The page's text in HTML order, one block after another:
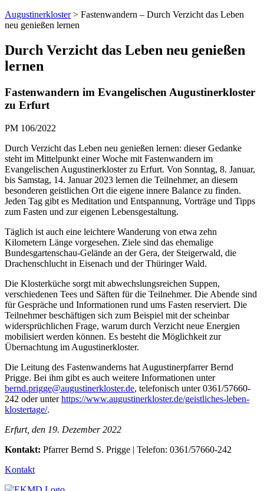
Augustinerkloster> Fastenwandern – Durch Verzicht das Leben
neu genießen lernen
Durch Verzicht das Leben neu genießen
lernen
Fastenwandern im Evangelischen Augustinerkloster
zu Erfurt
PM 106/2022
Durch Verzicht das Leben neu genießen lernen: dieser Gedanke
steht im Mittelpunkt einer Woche mit Fastenwandern im
Evangelischen Augustinerkloster zu Erfurt. Von Sonntag, 8. Januar,
bis Samstag, 14. Januar 2023 lernen die Teilnehmer, an diesem
besonderen geistlichen Ort die eigene innere Balance zu finden.
Jeden Tag gibt es Meditation und Entspannung, Vorträge und Tipps
zum Fasten und zur eigenen Lebensgestaltung.
Täglich ist auch eine leichtere Wanderung von etwa zehn
Kilometern Länge vorgesehen. Ziele sind das ehemalige
Bundesgartenschau-Gelände an der Gera, der Steigerwald, die
Drachenschlucht in Eisenach und der Thüringer Wald.
Die Klosterküche sorgt mit abwechslungsreichen Suppen,
verschiedenen Tees und Säften für die Teilnehmer. Die Abende sind
für Gespräche und Informationen rund ums Fasten reserviert. Die
Teilnehmer beschäftigen sich zum Beispiel mit der scheinbar
widersprüchlichen Frage, warum durch Verzicht neue Energien
mobilisiert werden können. Es besteht die Möglichkeit zur
Übernachtung im Augustinerkloster.
Die Leitung des Fastenwanderns hat Augustinerpfarrer Bernd
Prigge. Bei ihm gibt es auch weitere Informationen unter
bernd.prigge@augustinerkloster.de, telefonisch unter 0361/57660-
242 oder unterhttps://www.augustinerkloster.de/geistliches-leben-
klostertage/.
Erfurt, den 19. Dezember 2022
Kontakt: Pfarrer Bernd S. Prigge | Telefon: 0361/57660-242
Kontakt